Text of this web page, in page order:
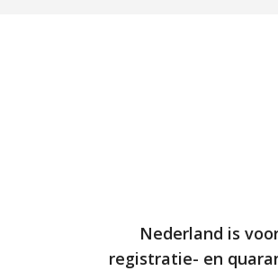
Nederland is
registratie- en